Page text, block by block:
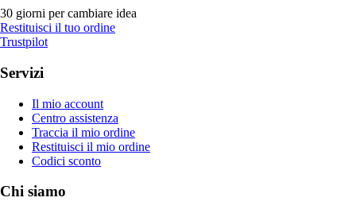
30 giorni per cambiare idea
Restituisci il tuo ordine
Trustpilot
Servizi
Il mio account
Centro assistenza
Traccia il mio ordine
Restituisci il mio ordine
Codici sconto
Chi siamo